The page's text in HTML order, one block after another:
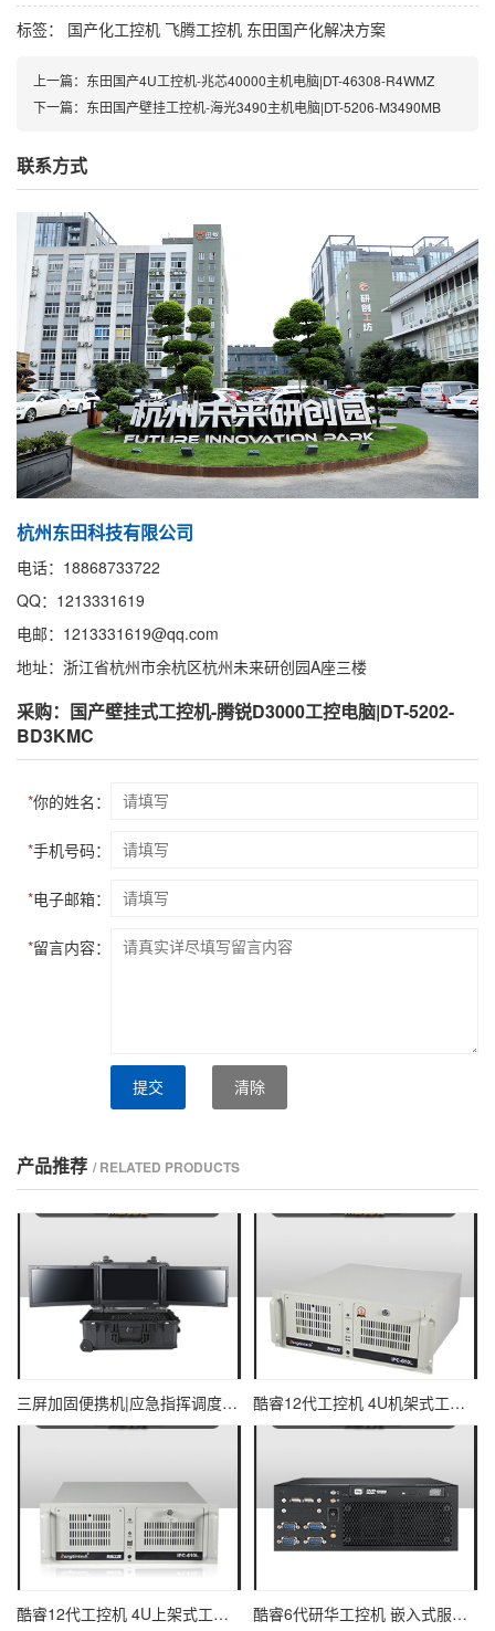
标签： 国产化工控机 飞腾工控机 东田国产化解决方案
上一篇： 东田国产4U工控机-兆芯40000主机电脑|DT-46308-R4WMZ
下一篇： 东田国产壁挂工控机-海光3490主机电脑|DT-5206-M3490MB
联系方式
杭州东田科技有限公司
电话：18868733722
QQ：1213331619
电邮：1213331619@qq.com
地址：浙江省杭州市余杭区杭州未来研创园A座三楼
采购：国产壁挂式工控机-腾锐D3000工控电脑|DT-5202-
BD3KMC
*你的姓名：
*手机号码：
*电子邮箱：
*留言内容：
提交 清除
产品推荐 / RELATED PRODUCTS
三屏加固便携机|应急指挥调度台移动终端|DTG-U1713-XH310 酷睿12代工控机 4U机架式工业控制器 DT-610L-IZ690MA
酷睿12代工控机 4U上架式工业电脑 DT-610L-IH610MB 酷睿6代研华工控机 嵌入式服务器主机 EPC-B2205